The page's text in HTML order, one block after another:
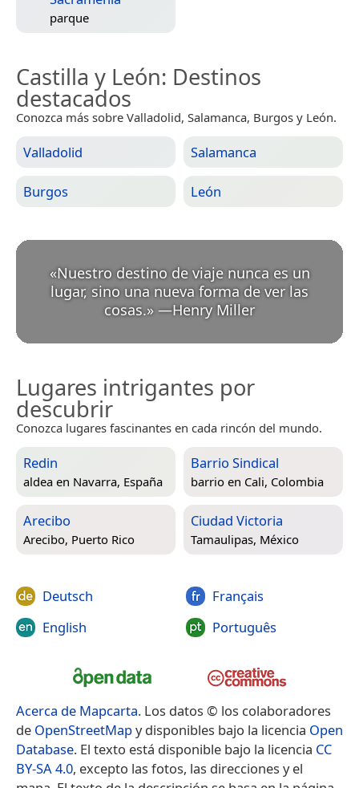
parque
Castilla y León: Destinos
destacados
Conozca más sobre Valladolid, Salamanca, Burgos y León.
Valladolid Salamanca
Burgos León
«Nuestro destino de viaje nunca es un
lugar, sino una nueva forma de ver las
cosas.» —Henry Miller
Lugares intrigantes por
descubrir
Conozca lugares fascinantes en cada rincón del mundo.
Redin
aldea en Navarra, España
Barrio Sindical
barrio en Cali, Colombia
Arecibo
Arecibo, Puerto Rico
Ciudad Victoria
Tamaulipas, México
Deutsch
English
Français
Português
Acerca de Mapcarta. Los datos © los colaboradores
de OpenStreetMapy disponibles bajo la licencia Open
Database. El texto está disponible bajo la licencia CC
BY-SA 4.0, excepto las fotos, las direcciones y el